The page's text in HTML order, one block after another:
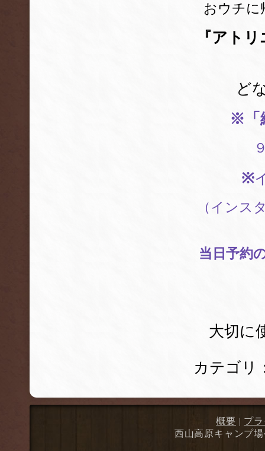
おウチに
『アト
ど
※「
※
（インス
当日予約
大切に
カテゴリ
概要 | プ
西山高原キャンプ